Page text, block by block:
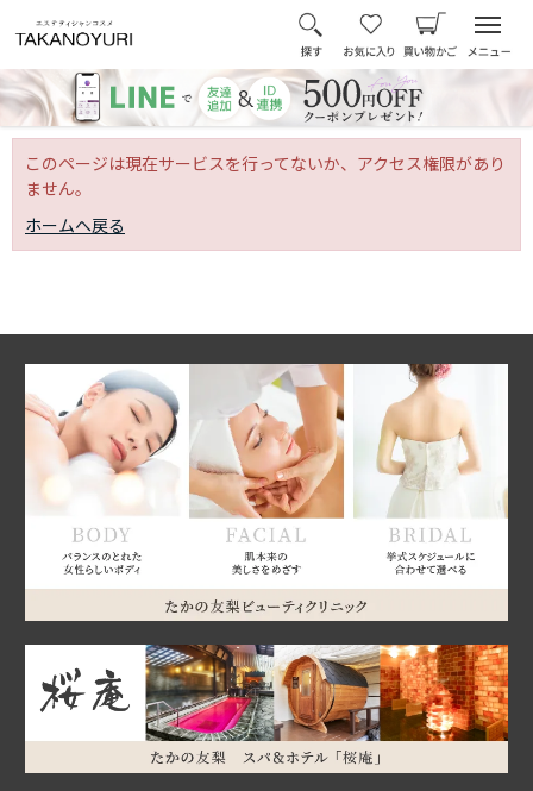
このページは現在サービスを行ってないか、アクセス権限があり
ません。
ホームへ戻る